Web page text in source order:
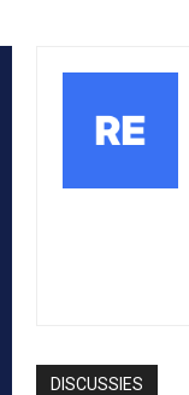
DISCUSSIES